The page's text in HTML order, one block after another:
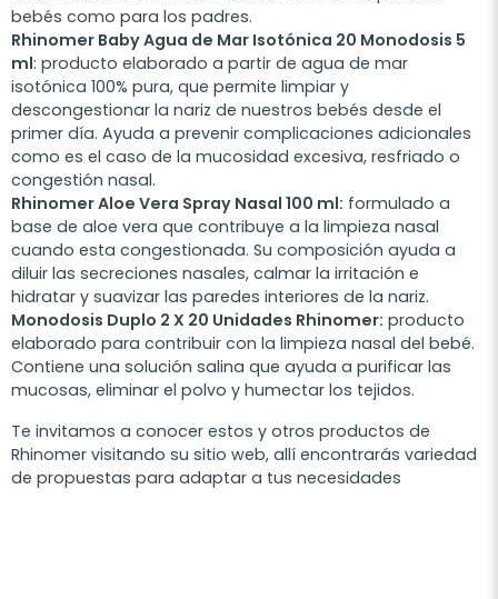
bebés como para los padres.
Rhinomer Baby Agua de Mar Isotónica 20 Monodosis 5
ml: producto elaborado a partir de agua de mar
isotónica 100% pura, que permite limpiar y
descongestionar la nariz de nuestros bebés desde el
primer día. Ayuda a prevenir complicaciones adicionales
como es el caso de la mucosidad excesiva, resfriado o
congestión nasal.
Rhinomer Aloe Vera Spray Nasal 100 ml: formulado a
base de aloe vera que contribuye a la limpieza nasal
cuando esta congestionada. Su composición ayuda a
diluir las secreciones nasales, calmar la irritación e
hidratar y suavizar las paredes interiores de la nariz.
Monodosis Duplo 2 X 20 Unidades Rhinomer: producto
elaborado para contribuir con la limpieza nasal del bebé.
Contiene una solución salina que ayuda a purificar las
mucosas, eliminar el polvo y humectar los tejidos.
Te invitamos a conocer estos y otros productos de
Rhinomer visitando su sitio web, allí encontrarás variedad
de propuestas para adaptar a tus necesidades